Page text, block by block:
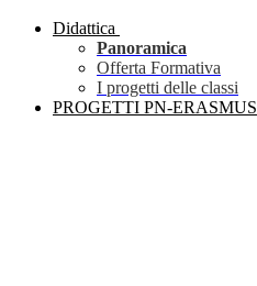
Didattica
Panoramica
Offerta Formativa
I progetti delle classi
PROGETTI PN-ERASMUS